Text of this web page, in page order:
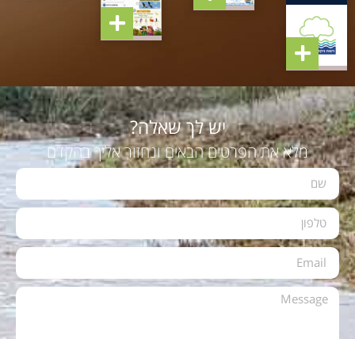
יש לך שאלה?
מלא את הפרטים הבאים ונחזור אליך בהקדם